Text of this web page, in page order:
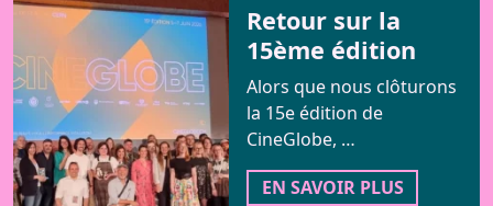
Retour sur la
15ème édition
Alors que nous clôturons
la 15e édition de
CineGlobe, …
EN SAVOIR PLUS